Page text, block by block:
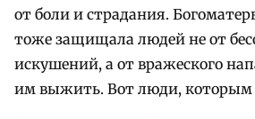
от боли и страдания.
тоже защищала людей не от
искушений, а от вражеского
им выжить. Вот люди, которым